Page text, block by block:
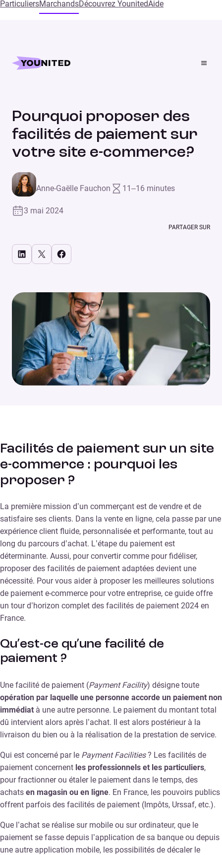
ParticuliersMarchandsDécouvrez YounitedAide
Accueil
Pourquoi proposer des facilités de paiement sur votre
Pourquoi proposer des
facilités de paiement sur
votre site e-commerce?
Anne-Gaëlle Fauchon 11–16 minutes
3 mai 2024
PARTAGER SUR
Share on LinkedIn Share on X Share on Facebook
Facilités de paiement sur un site
e-commerce : pourquoi les
proposer ?
La première mission d’un commerçant est de vendre et de
satisfaire ses clients. Dans la vente en ligne, cela passe par une
expérience client fluide, personnalisée et performante, tout au
long du parcours d’achat. L’étape du paiement est
déterminante. Aussi, pour convertir comme pour fidéliser,
proposer des facilités de paiement adaptées devient une
nécessité. Pour vous aider à proposer les meilleures solutions
de paiement e-commerce pour votre entreprise, ce guide offre
un tour d’horizon complet des facilités de paiement 2024 en
France.
Qu’est-ce qu’une facilité de
paiement ?
Une facilité de paiement (Payment Facility) désigne toute
opération par laquelle une personne accorde un paiement non
immédiat à une autre personne. Le paiement du montant total
dû intervient alors après l’achat. Il est alors postérieur à la
livraison du bien ou à la réalisation de la prestation de service.
Qui est concerné par le Payment Facilities? Les facilités de
paiement concernent les professionnels et les particuliers,
pour fractionner ou étaler le paiement dans le temps, des
achats en magasin ou en ligne. En France, les pouvoirs publics
offrent parfois des facilités de paiement (Impôts, Urssaf, etc.).
Que l’achat se réalise sur mobile ou sur ordinateur, que le
paiement se fasse depuis l’application de sa banque ou depuis
une autre application mobile, les possibilités de décaler le